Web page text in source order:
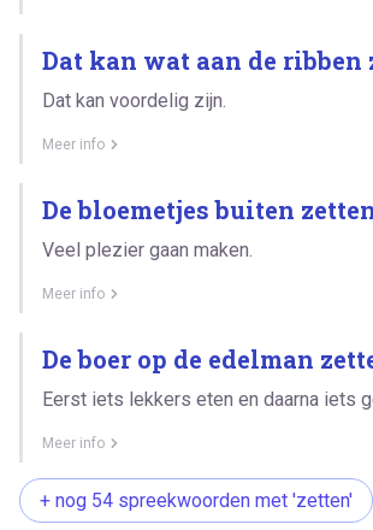
Dat kan wat aan de ribben
Dat kan voordelig zijn.
Meer info
De bloemetjes buiten
Veel plezier gaan maken.
Meer info
De boer op de edelman
Eerst iets lekkers eten en daarna iets
Meer info
+ nog 54 spreekwoorden met 'zetten'